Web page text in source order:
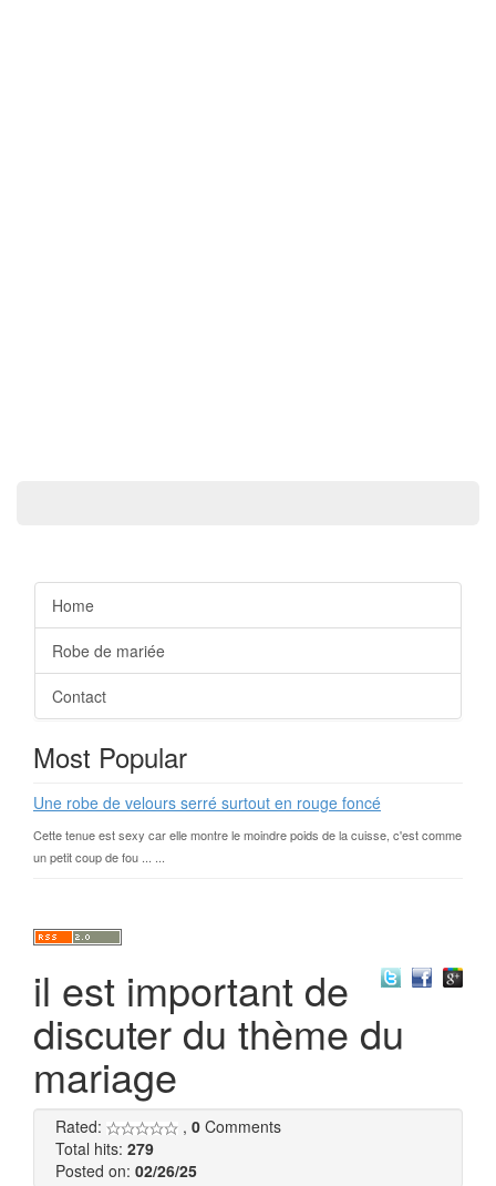
Home
Robe de mariée
Contact
Most Popular
Une robe de velours serré surtout en rouge foncé
Cette tenue est sexy car elle montre le moindre poids de la cuisse, c'est comme
un petit coup de fou ... ...
il est important de
discuter du thème du
mariage
Rated: , 0 Comments
Total hits: 279
Posted on: 02/26/25